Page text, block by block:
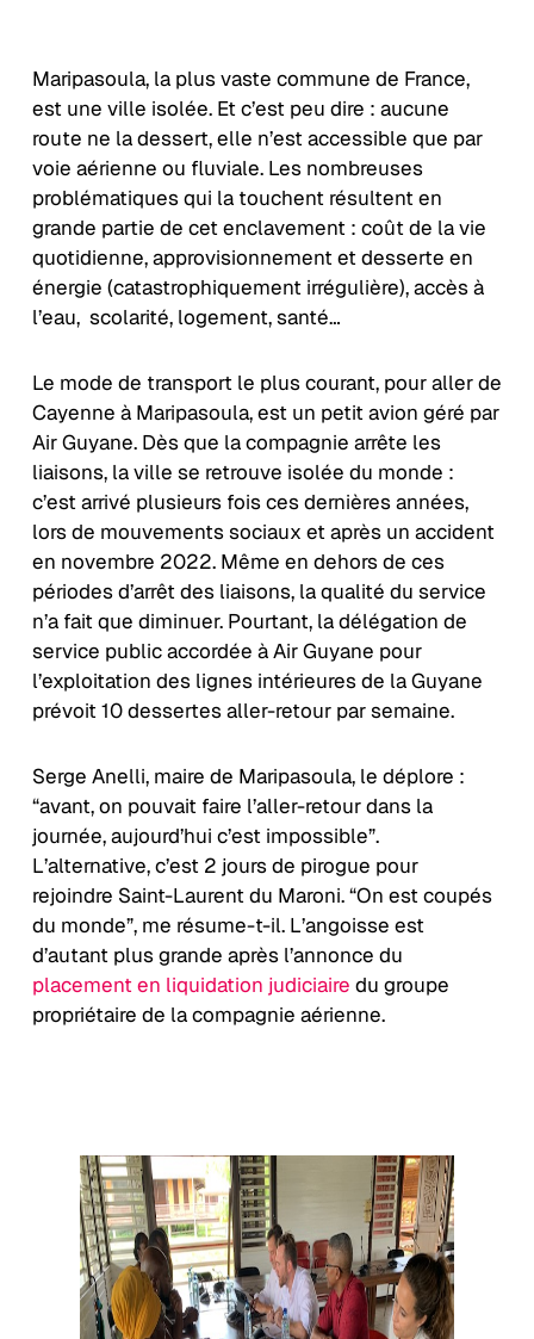
Maripasoula, la plus vaste commune de France,
est une ville isolée. Et c’est peu dire : aucune
route ne la dessert, elle n’est accessible que par
voie aérienne ou fluviale. Les nombreuses
problématiques qui la touchent résultent en
grande partie de cet enclavement : coût de la vie
quotidienne, approvisionnement et desserte en
énergie (catastrophiquement irrégulière), accès à
l’eau, scolarité, logement, santé…
Le mode de transport le plus courant, pour aller de
Cayenne à Maripasoula, est un petit avion géré par
Air Guyane. Dès que la compagnie arrête les
liaisons, la ville se retrouve isolée du monde :
c’est arrivé plusieurs fois ces dernières années,
lors de mouvements sociaux et après un accident
en novembre 2022. Même en dehors de ces
périodes d’arrêt des liaisons, la qualité du service
n’a fait que diminuer. Pourtant, la délégation de
service public accordée à Air Guyane pour
l’exploitation des lignes intérieures de la Guyane
prévoit 10 dessertes aller-retour par semaine.
Serge Anelli, maire de Maripasoula, le déplore :
“avant, on pouvait faire l’aller-retour dans la
journée, aujourd’hui c’est impossible”.
L’alternative, c’est 2 jours de pirogue pour
rejoindre Saint-Laurent du Maroni. “On est coupés
du monde”, me résume-t-il. L’angoisse est
d’autant plus grande après l’annonce du
placement en liquidation judiciaire du groupe
propriétaire de la compagnie aérienne.